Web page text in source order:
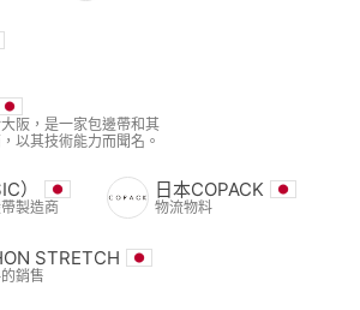
阪，是一家包邊帶和其
以其技術能力而聞名。
）
製造商
日本COPACK
物流物料
STRETCH
銷售